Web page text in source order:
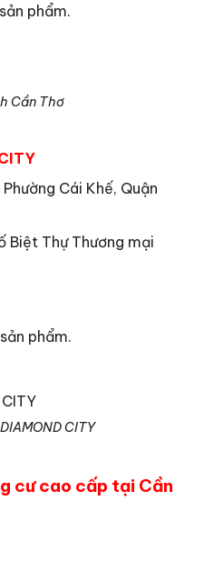
phẩm.
Cần Thơ
Cái Khế, Quận
Biệt Thự Thương mại
phẩm.
CITY
cư cao cấp tại Cần